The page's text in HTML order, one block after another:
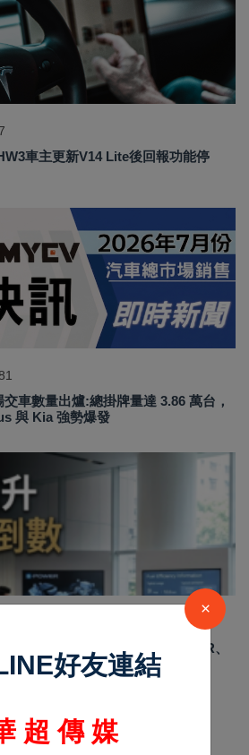
車主更新V14 Lite後回報功能停
車數量出爐:總掛牌量達 3.86 萬台，
與 Kia 強勢爆發
台灣下半年X-Trail E-POWER、
新車成營運焦點
×
好友連結
超 傳 媒